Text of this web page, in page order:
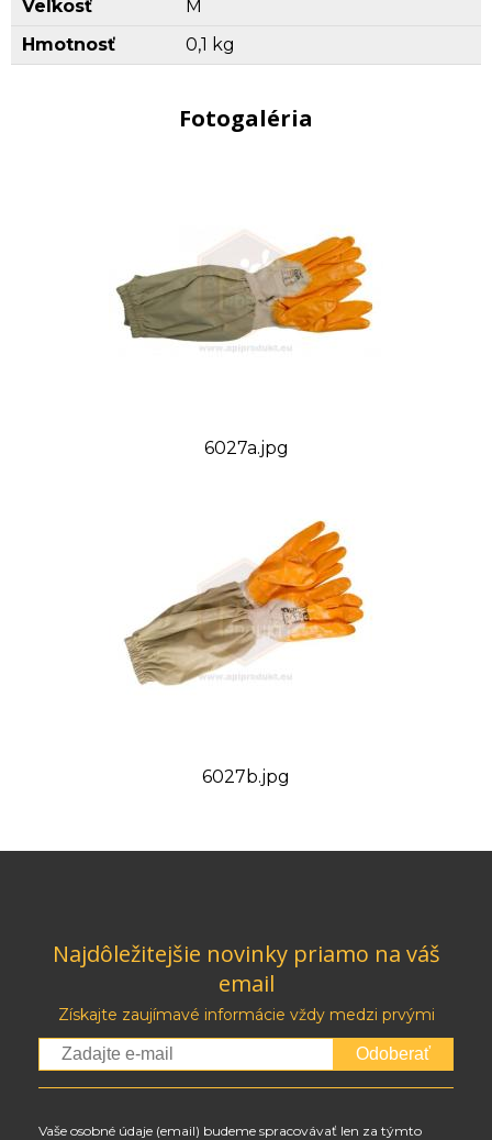
Veľkosť
M
Hmotnosť
0,1 kg
Fotogaléria
6027a.jpg
6027b.jpg
Najdôležitejšie novinky priamo na váš
email
Získajte zaujímavé informácie vždy medzi prvými
Odoberať
Vaše osobné údaje (email) budeme spracovávať len za týmto